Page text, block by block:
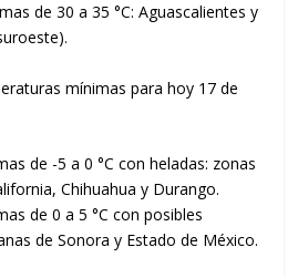
de 30 a 35 °C: Aguascalientes y
mínimas para hoy 17 de
de -5 a 0 °C con heladas: zonas
Chihuahua y Durango.
de 0 a 5 °C con posibles
de Sonora y Estado de México.